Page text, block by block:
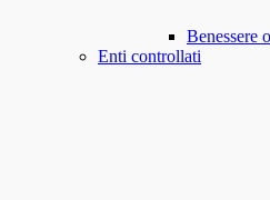
Benessere
Enti controllati